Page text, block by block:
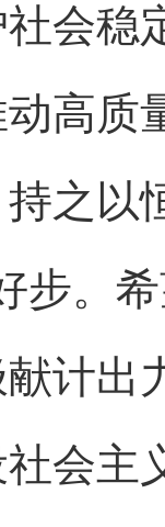
会稳
高质
之以
步。
计出
会主